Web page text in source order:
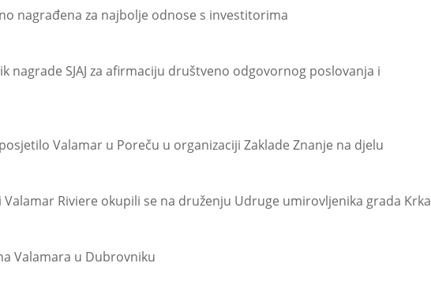
nagrađena za najbolje odnose s investitorima
nagrade SJAJ za afirmaciju društveno odgovornog poslovanja i
Valamar u Poreču u organizaciji Zaklade Znanje na djelu
Riviere okupili se na druženju Udruge umirovljenika grada Krka
Valamara u Dubrovniku